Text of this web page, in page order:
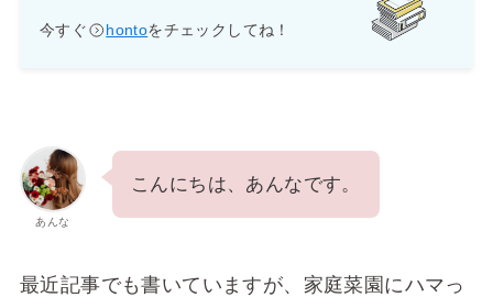
今すぐ hontoをチェックしてね！
あんな
こんにちは、あんなです。
最近記事でも書いていますが、家庭菜園にハマっ